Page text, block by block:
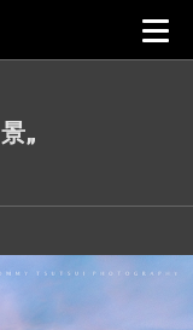
・風景写真｜Tommy
„